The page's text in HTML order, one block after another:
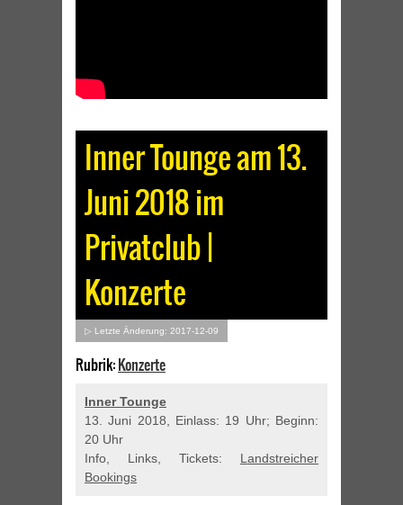
Inner Tounge am 13.
Juni 2018 im
Privatclub |
Konzerte
▷ Letzte Änderung: 2017-12-09
Rubrik:Konzerte
Inner Tounge
13. Juni 2018, Einlass: 19 Uhr; Beginn:
20 Uhr
Info, Links, Tickets: Landstreicher
Bookings